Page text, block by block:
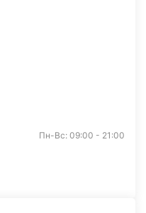
Пн-Вс: 09:00 - 21:00